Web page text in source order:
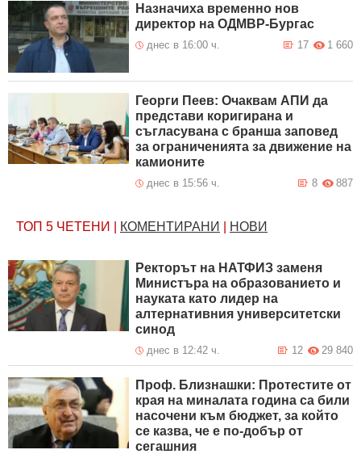
Назначиха временно нов
директор на ОДМВР-Бургас
днес в 16:00 ч. 1 660
17
Георги Пеев: Очаквам АПИ да
представи коригирана и
съгласувана с бранша заповед
за ограниченията за движение на
камионите
днес в 15:56 ч. 887
8
ТОП 5 ЧЕТЕНИ КОМЕНТИРАНИ НОВИ
Ректорът на НАТФИЗ заменя
Министъра на образованието и
науката като лидер на
алтернативния университетски
синод
днес в 12:42 ч. 29 840
12
Проф. Близнашки: Протестите от
края на миналата година са били
насочени към бюджет, за който
се казва, че е по-добър от
сегашния